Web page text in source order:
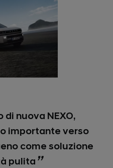
di nuova NEXO,
importante verso
come soluzione
pulita